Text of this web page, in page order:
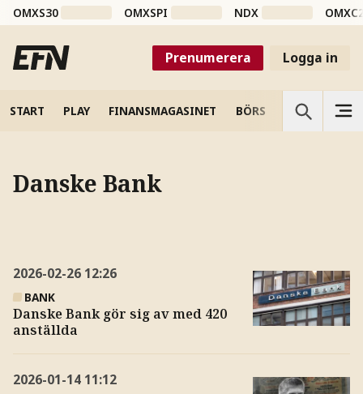
OMXS30 OMXSPI NDX
Prenumerera Logga in
START PLAY FINANSMAGASINET BÖRS VETENSKAP
Danske Bank
2026-02-26 12:26
BANK
Danske Bank gör sig av med 420
anställda
2026-01-14 11:12